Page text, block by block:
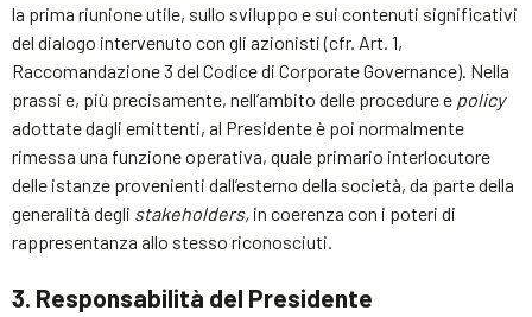
la prima riunione utile, sullo sviluppo e sui contenuti significativi
del dialogo intervenuto con gli azionisti (cfr. Art. 1,
Raccomandazione 3 del Codice di Corporate Governance). Nella
prassi e, più precisamente, nell’ambito delle procedure e policy
adottate dagli emittenti, al Presidente è poi normalmente
rimessa una funzione operativa, quale primario interlocutore
delle istanze provenienti dall’esterno della società, da parte della
generalità degli stakeholders, in coerenza con i poteri di
rappresentanza allo stesso riconosciuti.
3. Responsabilità del Presidente